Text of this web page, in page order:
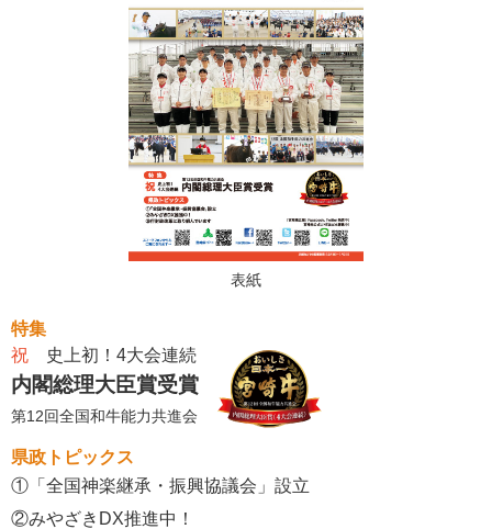
表紙
特集
祝 史上初！4大会連続
内閣総理大臣賞受賞
第12回全国和牛能力共進会
県政トピックス
①「全国神楽継承・振興協議会」設立
②みやざきDX推進中！